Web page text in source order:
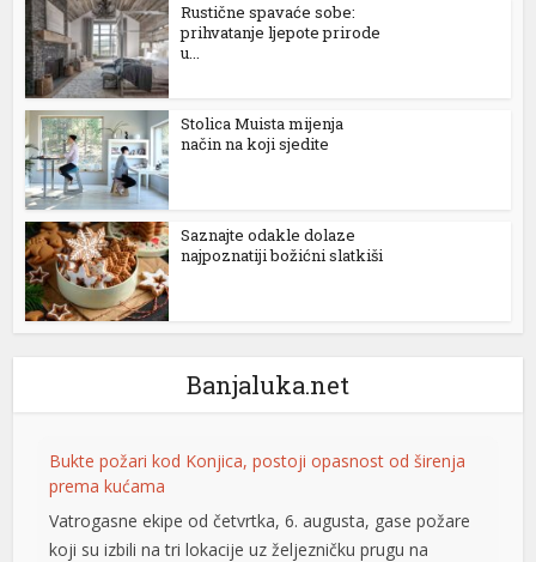
Rustične spavaće sobe:
prihvatanje ljepote prirode
u...
Stolica Muista mijenja
način na koji sjedite
Saznajte odakle dolaze
najpoznatiji božićni slatkiši
Banjaluka.net
Bukte požari kod Konjica, postoji opasnost od širenja
prema kućama
Vatrogasne ekipe od četvrtka, 6. augusta, gase požare
koji su izbili na tri lokacije uz željezničku prugu na